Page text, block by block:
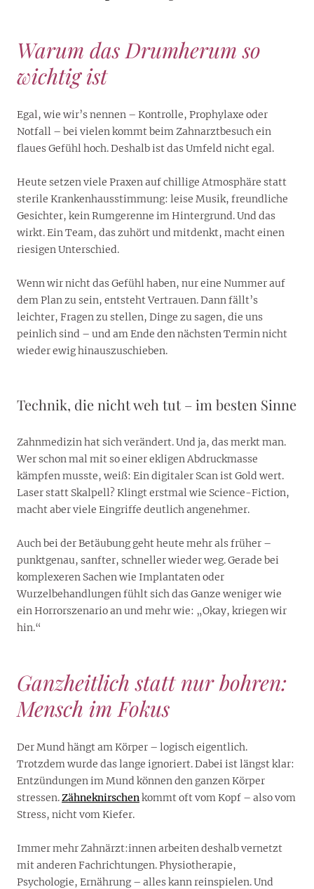
Warum das Drumherum so
wichtig ist
Egal, wie wir’s nennen – Kontrolle, Prophylaxe oder
Notfall – bei vielen kommt beim Zahnarztbesuch ein
flaues Gefühl hoch. Deshalb ist das Umfeld nicht egal.
Heute setzen viele Praxen auf chillige Atmosphäre statt
sterile Krankenhausstimmung: leise Musik, freundliche
Gesichter, kein Rumgerenne im Hintergrund. Und das
wirkt. Ein Team, das zuhört und mitdenkt, macht einen
riesigen Unterschied.
Wenn wir nicht das Gefühl haben, nur eine Nummer auf
dem Plan zu sein, entsteht Vertrauen. Dann fällt’s
leichter, Fragen zu stellen, Dinge zu sagen, die uns
peinlich sind – und am Ende den nächsten Termin nicht
wieder ewig hinauszuschieben.
Technik, die nicht weh tut – im besten Sinne
Zahnmedizin hat sich verändert. Und ja, das merkt man.
Wer schon mal mit so einer ekligen Abdruckmasse
kämpfen musste, weiß: Ein digitaler Scan ist Gold wert.
Laser statt Skalpell? Klingt erstmal wie Science-Fiction,
macht aber viele Eingriffe deutlich angenehmer.
Auch bei der Betäubung geht heute mehr als früher –
punktgenau, sanfter, schneller wieder weg. Gerade bei
komplexeren Sachen wie Implantaten oder
Wurzelbehandlungen fühlt sich das Ganze weniger wie
ein Horrorszenario an und mehr wie: „Okay, kriegen wir
hin.“
Ganzheitlich statt nur bohren:
Mensch im Fokus
Der Mund hängt am Körper – logisch eigentlich.
Trotzdem wurde das lange ignoriert. Dabei ist längst klar:
Entzündungen im Mund können den ganzen Körper
stressen.Zähneknirschenkommt oft vom Kopf – also vom
Stress, nicht vom Kiefer.
Immer mehr Zahnärzt:innen arbeiten deshalb vernetzt
mit anderen Fachrichtungen. Physiotherapie,
Psychologie, Ernährung – alles kann reinspielen. Und